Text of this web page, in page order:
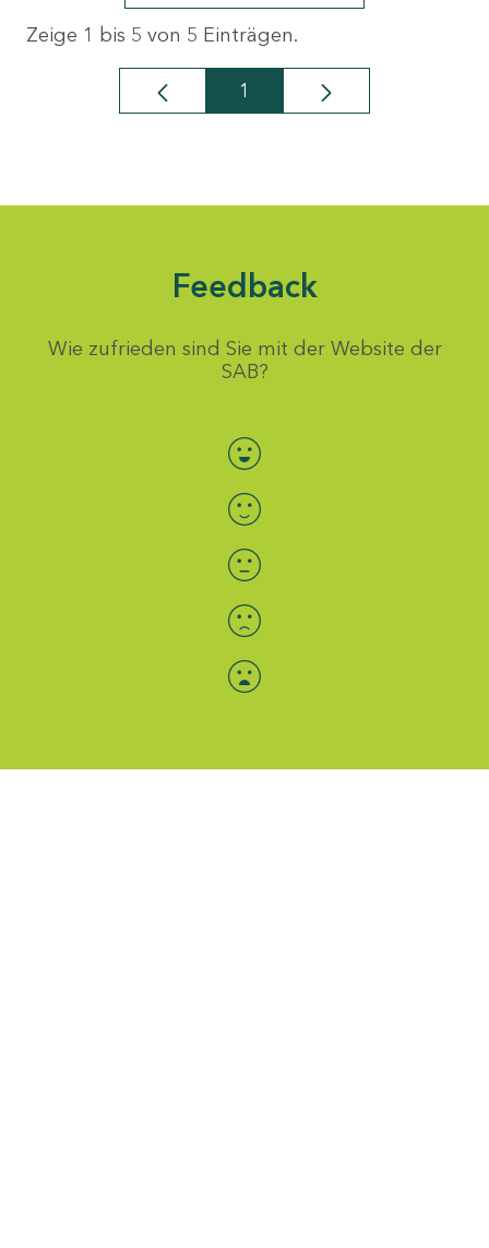
Zeige 1 bis 5 von 5 Einträgen.
Seite
1
Feedback
Wie zufrieden sind Sie mit der Website der
SAB?
Bewertung auswählen